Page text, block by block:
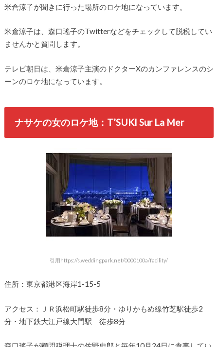
米倉涼子が聞きに行った場所のロケ地になっています。
米倉涼子は、森口瑤子のTwitterなどをチェックして脱税してい
ませんかと質問します。
テレビ朝日は、米倉涼子主演のドクターXのカンファレンスのシ
ーンのロケ地になっています。
ナサケの女のロケ地：T’SUKI Sur La Mer
引用https://s.weddingpark.net/0000100a/facility/
住所：東京都港区海岸1-15-5
アクセス：ＪＲ浜松町駅徒歩8分・ゆりかもめ線竹芝駅徒歩2
分・地下鉄大江戸線大門駅 徒歩8分